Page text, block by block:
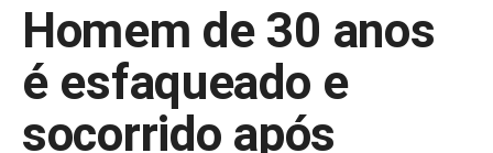
Homem de 30 anos
é esfaqueado e
socorrido após